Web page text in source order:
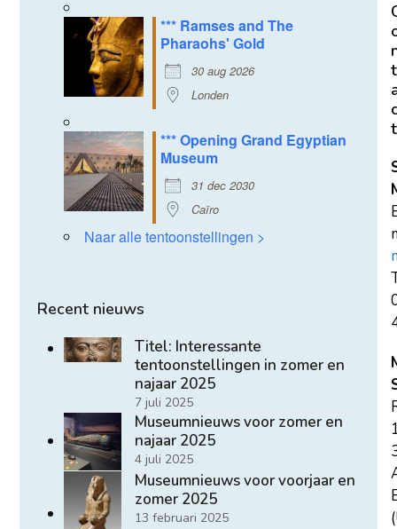
*** Ramses and The
Pharaohs' Gold
30 aug 2026
Londen
*** Opening Grand Egyptian
Museum
31 dec 2030
Caïro
Naar alle tentoonstellingen >
Recent nieuws
Titel: Interessante
tentoonstellingen in zomer en
najaar 2025
7 juli 2025
Museumnieuws voor zomer en
najaar 2025
4 juli 2025
Museumnieuws voor voorjaar en
zomer 2025
13 februari 2025
t
t